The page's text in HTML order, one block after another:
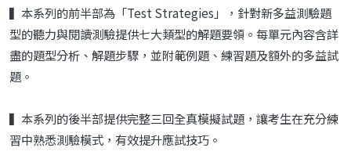
▍本系列的前半部為「Test Strategies」，針對新多益測驗題
型的聽力與閱讀測驗提供七大類型的解題要領。每單元內容含詳
盡的題型分析、解題步驟，並附範例題、練習題及額外的多益試
題。
▍本系列的後半部提供完整三回全真模擬試題，讓考生在充分練
習中熟悉測驗模式，有效提升應試技巧。